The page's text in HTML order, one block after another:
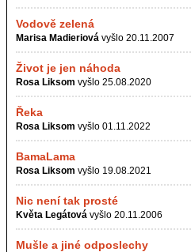
Vodově zelená
Marisa Madieriová vyšlo 20.11.2007
Život je jen náhoda
Rosa Liksom vyšlo 25.08.2020
Řeka
Rosa Liksom vyšlo 01.11.2022
BamaLama
Rosa Liksom vyšlo 19.08.2021
Nic není tak prosté
Květa Legátová vyšlo 20.11.2006
Mušle a jiné odposlechy